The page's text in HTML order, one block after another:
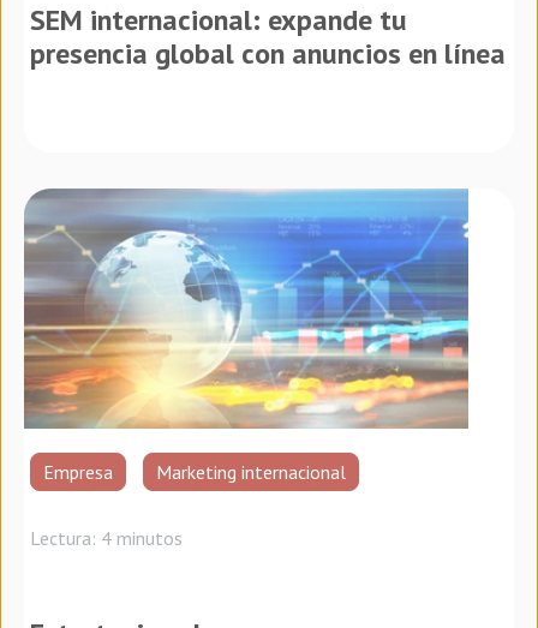
SEM internacional: expande tu
presencia global con anuncios en línea
Empresa Marketing internacional
Lectura: 4 minutos